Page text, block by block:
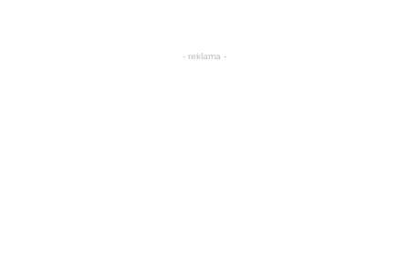
- reklama -